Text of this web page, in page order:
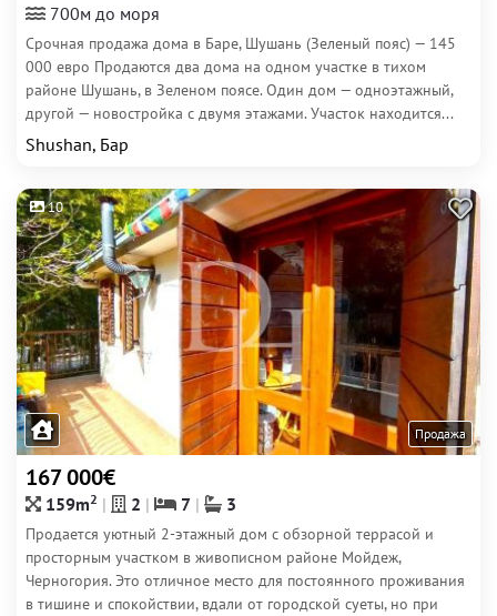
700м до моря
Срочная продажа дома в Баре, Шушань (Зеленый пояс) — 145
000 евро Продаются два дома на одном участке в тихом
районе Шушань, в Зеленом поясе. Один дом — одноэтажный,
другой — новостройка с двумя этажами. Участок находится...
Shushan, Бар
10
Продажа
167 000€
159m2 2 7 3
Продается уютный 2-этажный дом с обзорной террасой и
просторным участком в живописном районе Мойдеж,
Черногория. Это отличное место для постоянного проживания
в тишине и спокойствии, вдали от городской суеты, но при